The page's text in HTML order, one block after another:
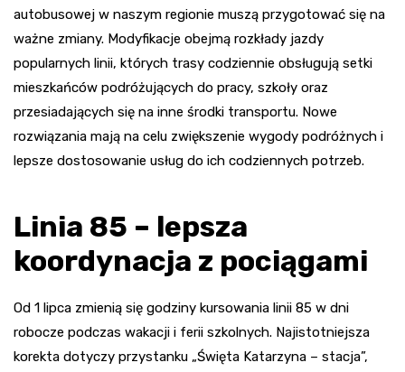
autobusowej w naszym regionie muszą przygotować się na
ważne zmiany. Modyfikacje obejmą rozkłady jazdy
popularnych linii, których trasy codziennie obsługują setki
mieszkańców podróżujących do pracy, szkoły oraz
przesiadających się na inne środki transportu. Nowe
rozwiązania mają na celu zwiększenie wygody podróżnych i
lepsze dostosowanie usług do ich codziennych potrzeb.
Linia 85 – lepsza
koordynacja z pociągami
Od 1 lipca zmienią się godziny kursowania linii 85 w dni
robocze podczas wakacji i ferii szkolnych. Najistotniejsza
korekta dotyczy przystanku „Święta Katarzyna – stacja”,